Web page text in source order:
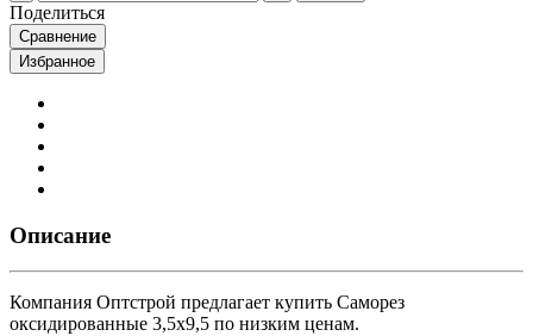
Поделиться
Сравнение
Избранное
Описание
Компания Оптстрой предлагает купить Саморез
оксидированные 3,5х9,5 по низким ценам.